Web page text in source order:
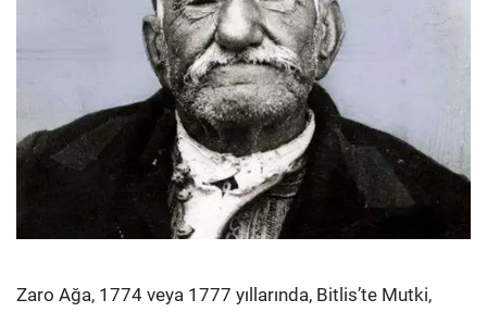
Zaro Ağa, 1774 veya 1777 yıllarında, Bitlis’te Mutki,